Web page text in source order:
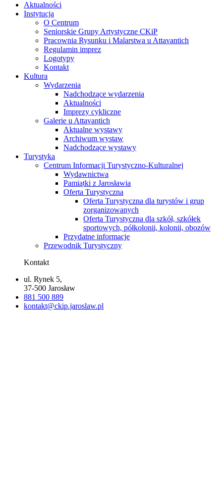
Aktualności
Instytucja
O Centrum
Seniorskie Grupy Artystyczne CKiP
Pracownia Rysunku i Malarstwa u Attavantich
Regulamin imprez
Logotypy
Kontakt
Kultura
Wydarzenia
Nadchodzące wydarzenia
Aktualności
Imprezy cykliczne
Galerie u Attavantich
Aktualne wystawy
Archiwum wystaw
Nadchodzące wystawy
Turystyka
Centrum Informacji Turystyczno-Kulturalnej
Wydawnictwa
Pamiątki z Jarosławia
Oferta Turystyczna
Oferta Turystyczna dla turystów i grup
zorganizowanych
Oferta Turystyczna dla szkół, szkółek
sportowych, półkolonii, kolonii, obozów
Przydatne informacje
Przewodnik Turystyczny
Kontakt
ul. Rynek 5,
37-500 Jarosław
881 500 889
kontakt@ckip.jaroslaw.pl